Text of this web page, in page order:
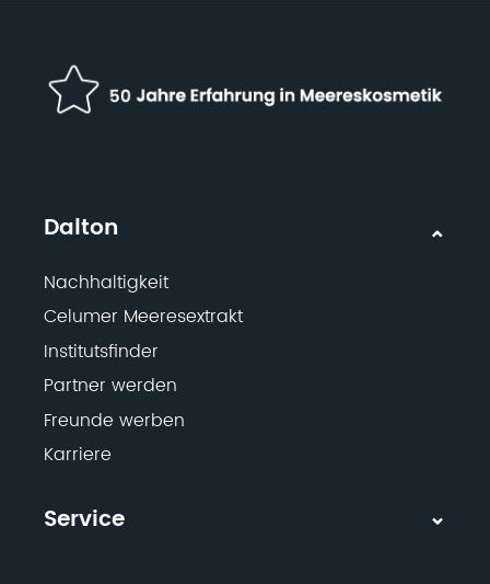
Dalton
Nachhaltigkeit
Celumer Meeresextrakt
Institutsfinder
Partner werden
Freunde werben
Karriere
Service